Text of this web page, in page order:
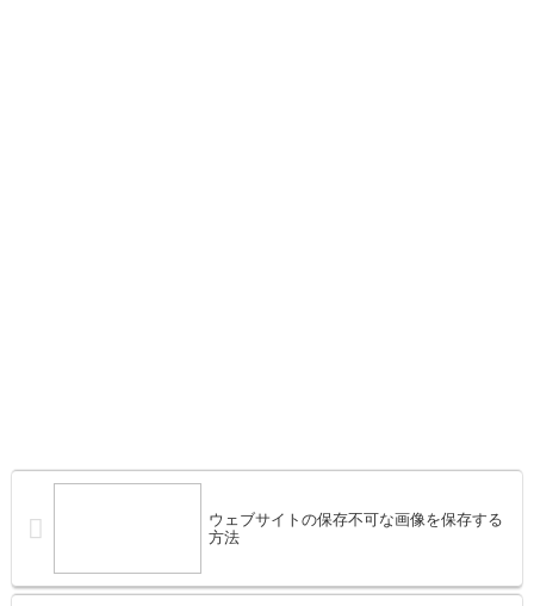
ウェブサイトの保存不可な画像を保存する
方法